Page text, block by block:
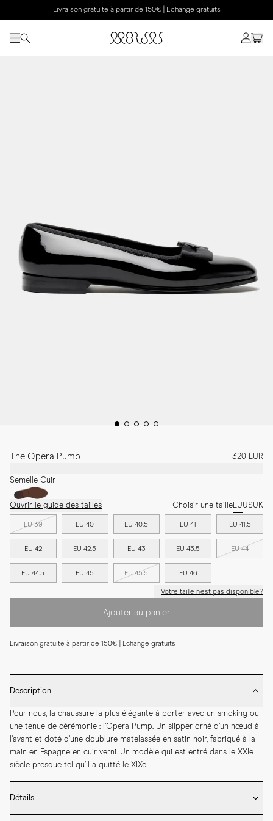
Livraison gratuite à partir de 150€ | Echange gratuits
The Opera Pump 320 EUR
Semelle Cuir
Ouvrir le guide des tailles Choisir une tailleEUUSUK
EU 39 EU 40 EU 40.5 EU 41 EU 41.5
EU 42 EU 42.5 EU 43 EU 43.5 EU 44
EU 44.5 EU 45 EU 45.5 EU 46
Votre taille n'est pas disponible?
Ajouter au panier
Livraison gratuite à partir de 150€ | Echange gratuits
Description
Pour nous, la chaussure la plus élégante à porter avec un smoking ou
une tenue de cérémonie : l’Opera Pump. Un slipper orné d’un nœud à
l’avant et doté d’une doublure matelassée en satin noir, fabriqué à la
main en Espagne en cuir verni. Un modèle qui est entré dans le XXIe
siècle presque tel qu’il a quitté le XIXe.
Détails